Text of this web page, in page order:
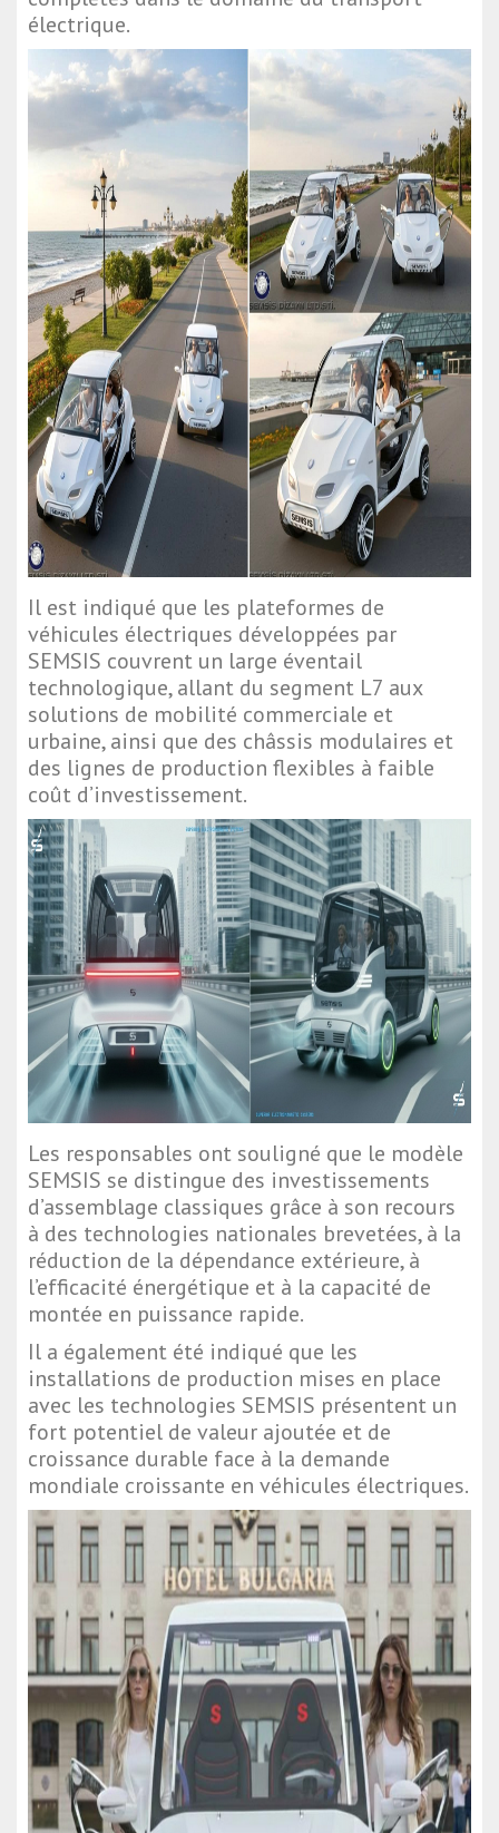
électrique.
Il est indiqué que les plateformes de
véhicules électriques développées par
SEMSIS couvrent un large éventail
technologique, allant du segment L7 aux
solutions de mobilité commerciale et
urbaine, ainsi que des châssis modulaires et
des lignes de production flexibles à faible
coût d’investissement.
Les responsables ont souligné que le modèle
SEMSIS se distingue des investissements
d’assemblage classiques grâce à son recours
à des technologies nationales brevetées, à la
réduction de la dépendance extérieure, à
l’efficacité énergétique et à la capacité de
montée en puissance rapide.
Il a également été indiqué que les
installations de production mises en place
avec les technologies SEMSIS présentent un
fort potentiel de valeur ajoutée et de
croissance durable face à la demande
mondiale croissante en véhicules électriques.